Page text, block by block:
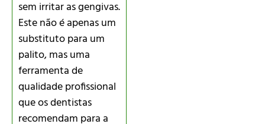
sem irritar as gengivas.
Este não é apenas um
substituto para um
palito, mas uma
ferramenta de
qualidade profissional
que os dentistas
recomendam para a